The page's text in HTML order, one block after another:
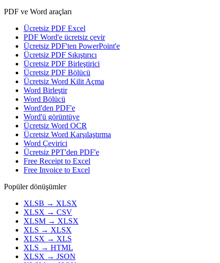
PDF ve Word araçları
Ücretsiz PDF Excel
PDF Word'e ücretsiz çevir
Ücretsiz PDF'ten PowerPoint'e
Ücretsiz PDF Sıkıştırıcı
Ücretsiz PDF Birleştirici
Ücretsiz PDF Bölücü
Ücretsiz Word Kilit Açma
Word Birleştir
Word Bölücü
Word'den PDF'e
Word'ü görüntüye
Ücretsiz Word OCR
Ücretsiz Word Karşılaştırma
Word Çevirici
Ücretsiz PPT'den PDF'e
Free Receipt to Excel
Free Invoice to Excel
Popüler dönüşümler
XLSB → XLSX
XLSX → CSV
XLSM → XLSX
XLS → XLSX
XLSX → XLS
XLS → HTML
XLSX → JSON